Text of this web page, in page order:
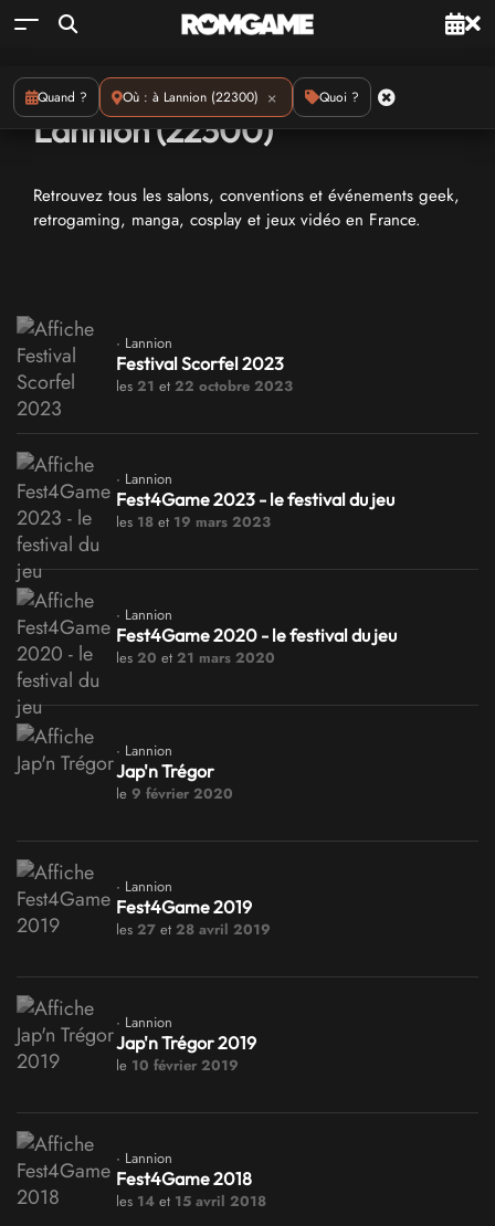
Quand ? Où : à Lannion (22300) × Quoi ?
Conventions geeks : à
Lannion (22300)
Retrouvez tous les salons, conventions et événements geek,
retrogaming, manga, cosplay et jeux vidéo en France.
· Lannion
Festival Scorfel 2023
les 21 et 22 octobre 2023
· Lannion
Fest4Game 2023 - le festival du jeu
les 18 et 19 mars 2023
· Lannion
Fest4Game 2020 - le festival du jeu
les 20 et 21 mars 2020
· Lannion
Jap'n Trégor
le 9 février 2020
· Lannion
Fest4Game 2019
les 27 et 28 avril 2019
· Lannion
Jap'n Trégor 2019
le 10 février 2019
· Lannion
Fest4Game 2018
les 14 et 15 avril 2018